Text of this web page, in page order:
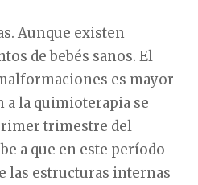
Aunque existen
de bebés sanos. El
es mayor
a la quimioterapia se
trimestre del
a que en este período
las estructuras internas